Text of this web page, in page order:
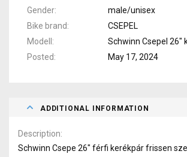
Gender
male/unisex
Bike brand
CSEPEL
Modell
Schwinn Csepel 26"
Posted
May 17, 2024
ADDITIONAL INFORMATION
Description
Schwinn Csepe 26" férfi kerékpár frissen